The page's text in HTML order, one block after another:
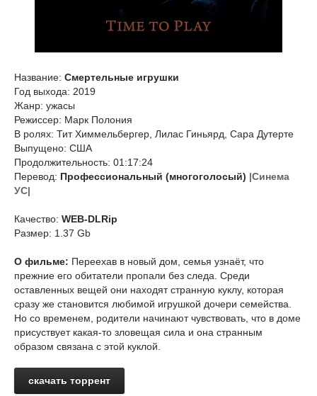
Название: Смертельные игрушки
Год выхода: 2019
Жанр: ужасы
Режиссер: Марк Полония
В ролях: Тит Химмельбергер, Лилас Гиньярд, Сара Дутерте
Выпущено: США
Продолжительность: 01:17:24
Перевод: Профессиональный (многоголосый) |Синема
УС|
Качество: WEB-DLRip
Размер: 1.37 Gb
О фильме: Переехав в новый дом, семья узнаёт, что
прежние его обитатели пропали без следа. Среди
оставленных вещей они находят странную куклу, которая
сразу же становится любимой игрушкой дочери семейства.
Но со временем, родители начинают чувствовать, что в доме
присуствует какая-то зловещая сила и она странным
образом связана с этой куклой.
скачать торрент